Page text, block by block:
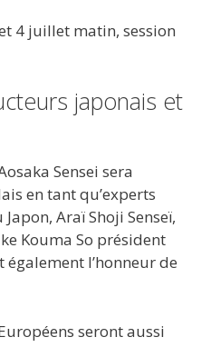
4 juillet matin, session
japonais et
Sensei sera
en tant qu’experts
Araï Shoji Senseï,
Kouma So président
également l’honneur de
seront aussi